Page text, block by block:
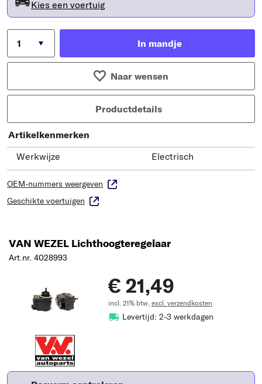
Kies een voertuig
In mandje
Naar wensen
Productdetails
Artikelkenmerken
Werkwijze
Electrisch
OEM-nummers weergeven
Geschikte voertuigen
VAN WEZEL Lichthoogteregelaar
Art.nr. 4028993
€ 21,49
incl. 21% btw, excl. verzendkosten
Levertijd: 2-3 werkdagen